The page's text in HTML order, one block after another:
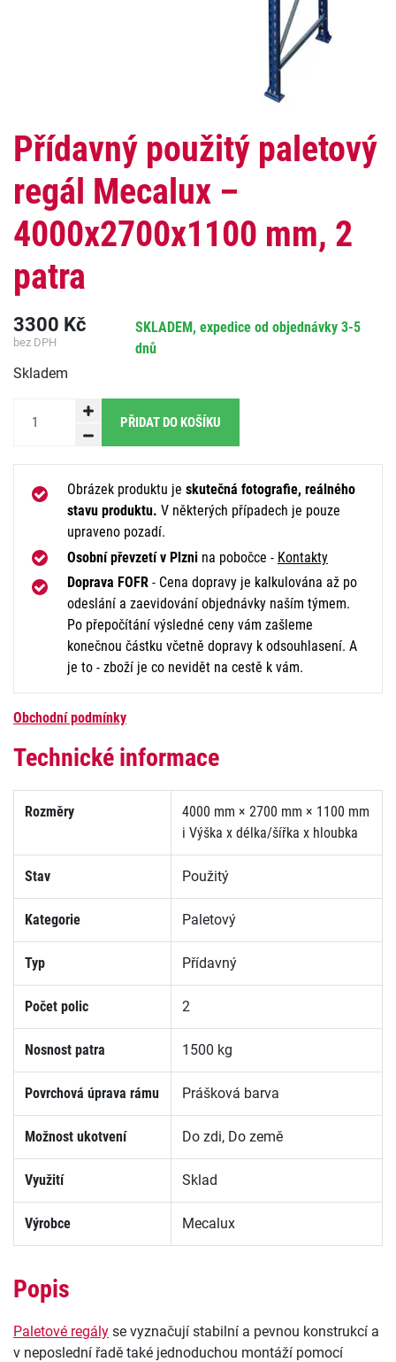
Přídavný použitý paletový
regál Mecalux –
4000x2700x1100 mm, 2
patra
3300 Kč
bez DPH
SKLADEM, expedice od objednávky 3-5
dnů
Skladem
PŘIDAT DO KOŠÍKU
Obrázek produktu je skutečná fotografie, reálného
stavu produktu. V některých případech je pouze
upraveno pozadí.
Osobní převzetí v Plzni na pobočce - Kontakty
Doprava FOFR - Cena dopravy je kalkulována až po
odeslání a zaevidování objednávky naším týmem.
Po přepočítání výsledné ceny vám zašleme
konečnou částku včetně dopravy k odsouhlasení. A
je to - zboží je co nevidět na cestě k vám.
Obchodní podmínky
Technické informace
Rozměry
4000 mm × 2700 mm × 1100 mm
i Výška x délka/šířka x hloubka
Stav Použitý
Kategorie Paletový
Typ Přídavný
Počet polic 2
Nosnost patra 1500 kg
Povrchová úprava rámu Prášková barva
Možnost ukotvení Do zdi, Do země
Využití Sklad
Výrobce Mecalux
Popis
Paletové regály se vyznačují stabilní a pevnou konstrukcí a
v neposlední řadě také jednoduchou montáží pomocí